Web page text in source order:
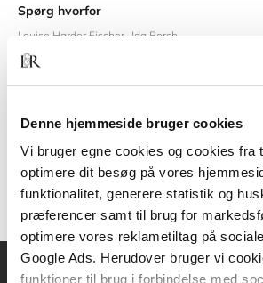
Denne hjemmeside bruger cookies
Vi bruger egne cookies og cookies fra
optimere dit besøg på vores
funktionalitet, generere statistik og
præferencer samt til brug for
optimere vores reklametiltag på
Google Ads. Herudover bruger vi
funktioner til brug i forbindelse med
Spørg hvorfor
Louise Harder Fischer Ida Borch
269,95 KR.